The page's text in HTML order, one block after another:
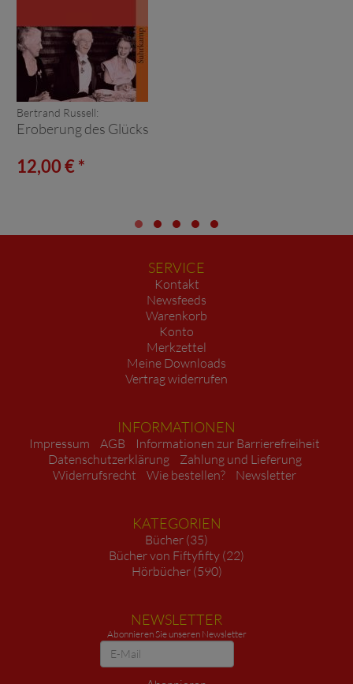
Bertrand Russell:
Eroberung des Glücks
12,00 € *
SERVICE
Kontakt
Newsfeeds
Warenkorb
Konto
Merkzettel
Meine Downloads
Vertrag widerrufen
INFORMATIONEN
Impressum AGB
Informationen zur Barrierefreiheit
Datenschutzerklärung
Zahlung und Lieferung
Widerrufsrecht
Wie bestellen? Newsletter
KATEGORIEN
Bücher (35)
Bücher von Fiftyfifty (22)
Hörbücher (590)
NEWSLETTER
Abonnieren Sie unseren Newsletter
Newsletter